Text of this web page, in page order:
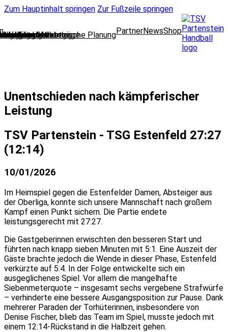
Zum Hauptinhalt springen Zur Fußzeile springen
und strategische Planung
und Marketing
Media und Web
und Finanzen
und Mitgliedsanträge PartnerNewsShop
Unentschieden nach kämpferischer
Leistung
TSV Partenstein - TSG Estenfeld 27:27
(12:14)
10/01/2026
Im Heimspiel gegen die Estenfelder Damen, Absteiger aus
der Oberliga, konnte sich unsere Mannschaft nach großem
Kampf einen Punkt sichern. Die Partie endete
leistungsgerecht mit 27:27.
Die Gastgeberinnen erwischten den besseren Start und
führten nach knapp sieben Minuten mit 5:1. Eine Auszeit der
Gäste brachte jedoch die Wende in dieser Phase, Estenfeld
verkürzte auf 5:4. In der Folge entwickelte sich ein
ausgeglichenes Spiel. Vor allem die mangelhafte
Siebenmeterquote – insgesamt sechs vergebene Strafwürfe
– verhinderte eine bessere Ausgangsposition zur Pause. Dank
mehrerer Paraden der Torhüterinnen, insbesondere von
Denise Fischer, blieb das Team im Spiel, musste jedoch mit
einem 12:14-Rückstand in die Halbzeit gehen.